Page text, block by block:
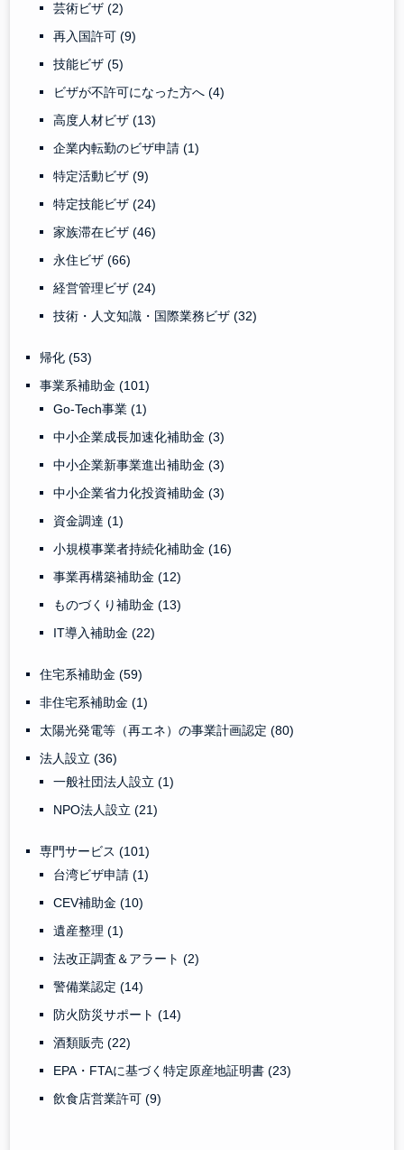
芸術ビザ(2)
再入国許可(9)
技能ビザ(5)
ビザが不許可になった方へ(4)
高度人材ビザ(13)
企業内転勤のビザ申請(1)
特定活動ビザ(9)
特定技能ビザ(24)
家族滞在ビザ(46)
永住ビザ(66)
経営管理ビザ(24)
技術・人文知識・国際業務ビザ(32)
帰化(53)
事業系補助金(101)
Go-Tech事業(1)
中小企業成長加速化補助金(3)
中小企業新事業進出補助金(3)
中小企業省力化投資補助金(3)
資金調達(1)
小規模事業者持続化補助金(16)
事業再構築補助金(12)
ものづくり補助金(13)
IT導入補助金(22)
住宅系補助金(59)
非住宅系補助金(1)
太陽光発電等（再エネ）の事業計画認定(80)
法人設立(36)
一般社団法人設立(1)
NPO法人設立(21)
専門サービス(101)
台湾ビザ申請(1)
CEV補助金(10)
遺産整理(1)
法改正調査＆アラート(2)
警備業認定(14)
防火防災サポート(14)
酒類販売(22)
EPA・FTAに基づく特定原産地証明書(23)
飲食店営業許可(9)